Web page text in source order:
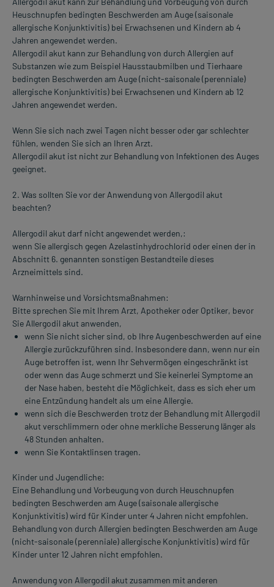
Heuschnupfen bedingten Beschwerden am Auge (saisonale
allergische Konjunktivitis) bei Erwachsenen und Kindern ab 4
Jahren angewendet werden.
Allergodil akut kann zur Behandlung von durch Allergien auf
Substanzen wie zum Beispiel Hausstaubmilben und Tierhaare
bedingten Beschwerden am Auge (nicht-saisonale (perenniale)
allergische Konjunktivitis) bei Erwachsenen und Kindern ab 12
Jahren angewendet werden.
Wenn Sie sich nach zwei Tagen nicht besser oder gar schlechter
fühlen, wenden Sie sich an Ihren Arzt.
Allergodil akut ist nicht zur Behandlung von Infektionen des Auges
geeignet.
2. Was sollten Sie vor der Anwendung von Allergodil akut
beachten?
Allergodil akut darf nicht angewendet werden,:
wenn Sie allergisch gegen Azelastinhydrochlorid oder einen der in
Abschnitt 6. genannten sonstigen Bestandteile dieses
Arzneimittels sind.
Warnhinweise und Vorsichtsmaßnahmen:
Bitte sprechen Sie mit Ihrem Arzt, Apotheker oder Optiker, bevor
Sie Allergodil akut anwenden,
wenn Sie nicht sicher sind, ob Ihre Augenbeschwerden auf eine
Allergie zurückzuführen sind. Insbesondere dann, wenn nur ein
Auge betroffen ist, wenn Ihr Sehvermögen eingeschränkt ist
oder wenn das Auge schmerzt und Sie keinerlei Symptome an
der Nase haben, besteht die Möglichkeit, dass es sich eher um
eine Entzündung handelt als um eine Allergie.
wenn sich die Beschwerden trotz der Behandlung mit Allergodil
akut verschlimmern oder ohne merkliche Besserung länger als
48 Stunden anhalten.
wenn Sie Kontaktlinsen tragen.
Kinder und Jugendliche:
Eine Behandlung und Vorbeugung von durch Heuschnupfen
bedingten Beschwerden am Auge (saisonale allergische
Konjunktivitis) wird für Kinder unter 4 Jahren nicht empfohlen.
Behandlung von durch Allergien bedingten Beschwerden am Auge
(nicht-saisonale (perenniale) allergische Konjunktivitis) wird für
Kinder unter 12 Jahren nicht empfohlen.
Anwendung von Allergodil akut zusammen mit anderen